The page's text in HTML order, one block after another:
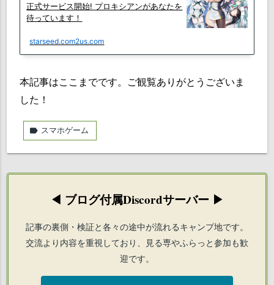
正式サービス開始! プロキシアンがあなたを
待っています！
starseed.com2us.com
本記事はここまでです。ご観覧ありがとうございま
した！
label スマホゲーム
◀ ブログ付属Discordサーバー ▶
記事の裏側・検証と各々の途中が流れるキャンプ地です。
交流より内容を重視しており、見る専やふらっと参加も歓
迎です。